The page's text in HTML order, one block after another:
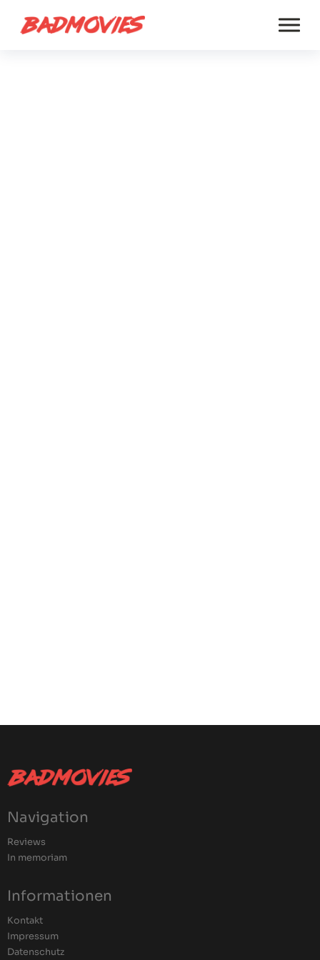
Navigation
Reviews
In memoriam
Informationen
Kontakt
Impressum
Datenschutz